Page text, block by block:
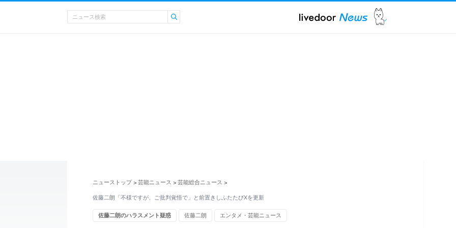
ニューストップ > 芸能ニュース > 芸能総合ニュース >
佐藤二朗「不様ですが、ご批判覚悟で」と前置きしふたたびXを更新
佐藤二朗のハラスメント疑惑 佐藤二朗 エンタメ・芸能ニュース